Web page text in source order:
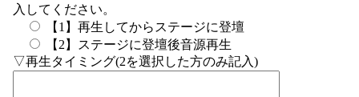
入してください。
【1】再生してからステージに登壇
【2】ステージに登壇後音源再生
▽再生タイミング(2を選択した方のみ記入)